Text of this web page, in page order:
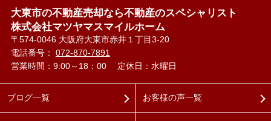
大東市の不動産売却なら不動産のスペシャリスト
株式会社マツヤマスマイルホーム
〒574-0046 大阪府大東市赤井１丁目3-20
電話番号： 072-870-7891
営業時間：9:00～18：00
定休日：水曜日
ブログ一覧 お客様の声一覧